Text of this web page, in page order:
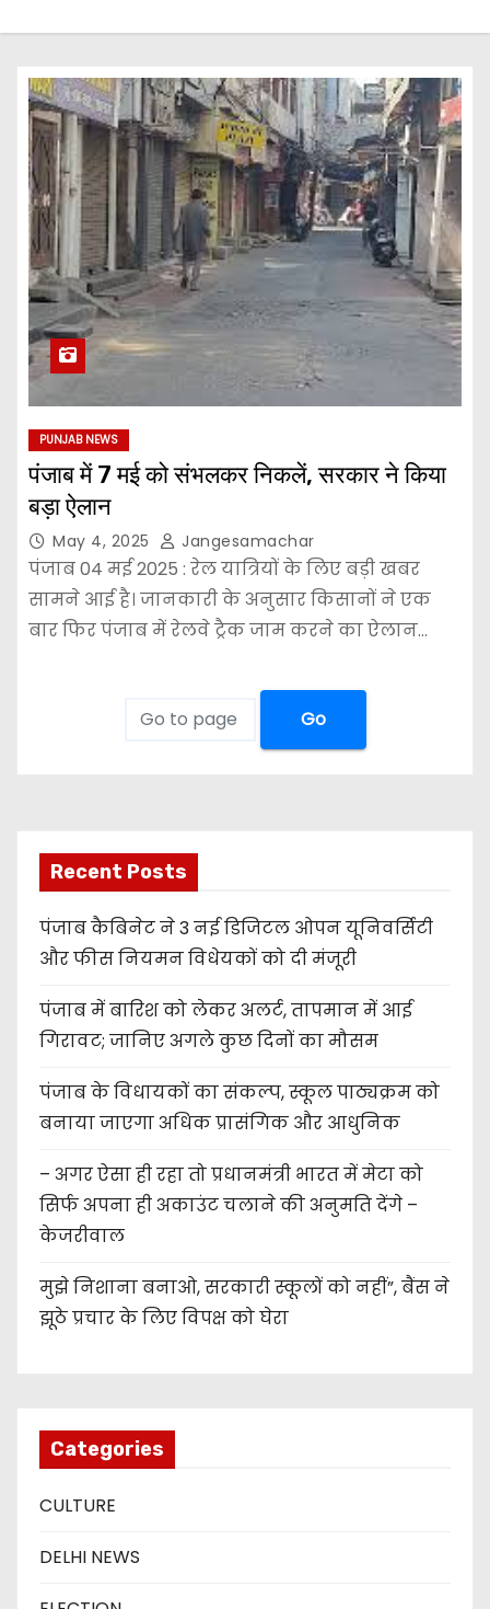
PUNJAB NEWS
पंजाब में 7 मई को संभलकर निकलें, सरकार ने किया
बड़ा ऐलान
May 4, 2025 Jangesamachar
पंजाब 04 मई 2025 : रेल यात्रियों के लिए बड़ी खबर
सामने आई है। जानकारी के अनुसार किसानों ने एक
बार फिर पंजाब में रेलवे ट्रैक जाम करने का ऐलान…
Go
Recent Posts
पंजाब कैबिनेट ने 3 नई डिजिटल ओपन यूनिवर्सिटी
और फीस नियमन विधेयकों को दी मंजूरी
पंजाब में बारिश को लेकर अलर्ट, तापमान में आई
गिरावट; जानिए अगले कुछ दिनों का मौसम
पंजाब के विधायकों का संकल्प, स्कूल पाठ्यक्रम को
बनाया जाएगा अधिक प्रासंगिक और आधुनिक
– अगर ऐसा ही रहा तो प्रधानमंत्री भारत में मेटा को
सिर्फ अपना ही अकाउंट चलाने की अनुमति देंगे –
केजरीवाल
मुझे निशाना बनाओ, सरकारी स्कूलों को नहीं”, बैंस ने
झूठे प्रचार के लिए विपक्ष को घेरा
Categories
CULTURE
DELHI NEWS